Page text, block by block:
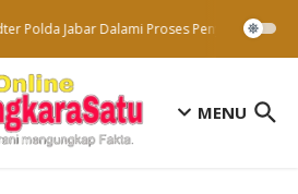
Polda Jabar Dalami Proses Penyelidikan
MENU